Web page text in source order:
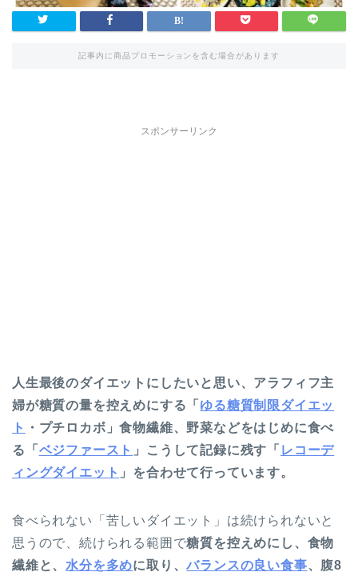
記事内に商品プロモーションを含む場合があります
スポンサーリンク
人生最後のダイエットにしたいと思い、アラフィフ主
婦が糖質の量を控えめにする「 ゆる糖質制限ダイエッ
ト
・プチロカボ」食物繊維、野菜などをはじめに食べ
る「 ベジファースト 」こうして記録に残す「 レコーデ
ィングダイエット 」を合わせて行っています。
食べられない「苦しいダイエット」は続けられないと
思うので、続けられる範囲で糖質を控えめにし、食物
繊維と、 水分を多めに取り、バランスの良い食事、腹8